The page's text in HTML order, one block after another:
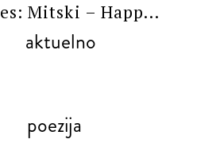
Mitski – Happ...
aktuelno
poezija